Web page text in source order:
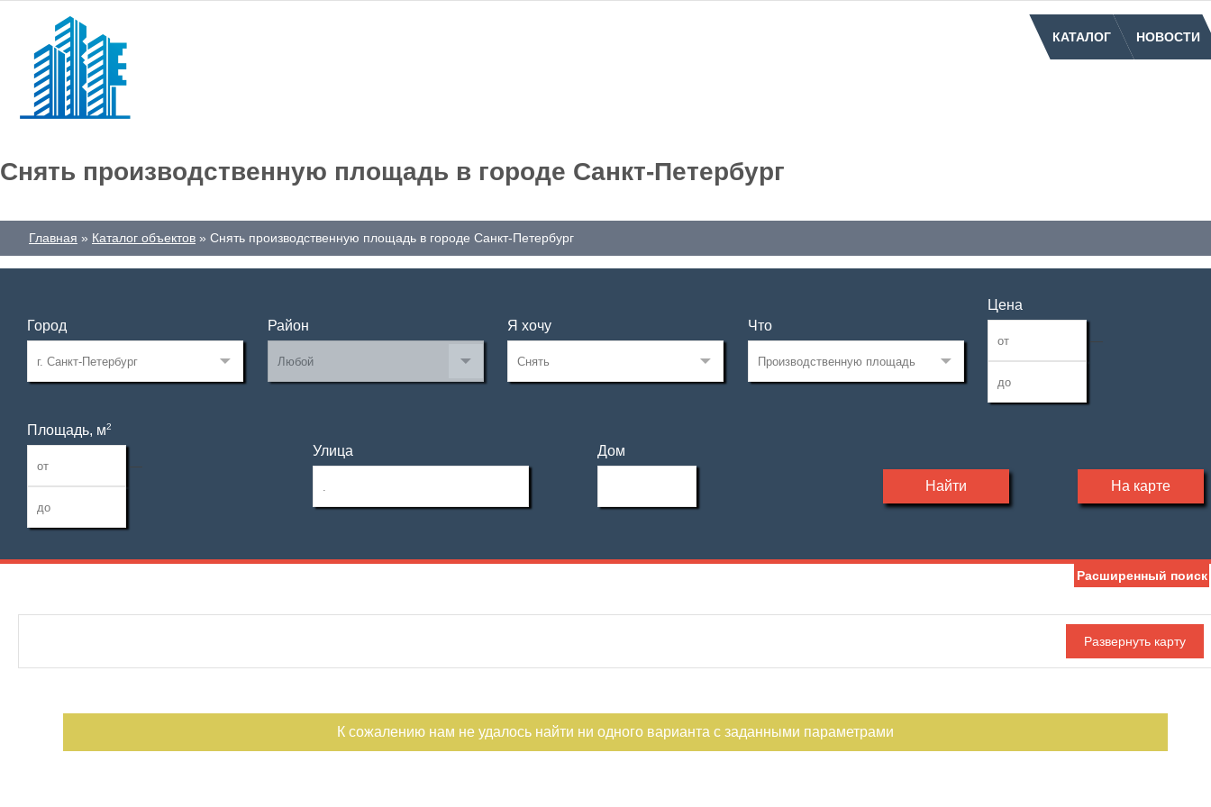
КАТАЛОГ НОВОСТИ
Снять производственную площадь в городе Санкт-Петербург
Главная Каталог объектов Снять производственную площадь в городе Санкт-Петербург
Город Район Я хочу Что
Цена
—
Площадь, м2
—
Улица Дом
Найти На карте
Отдельный вход
Расширенный поиск
К сожалению нам не удалось найти ни одного варианта с заданными параметрами